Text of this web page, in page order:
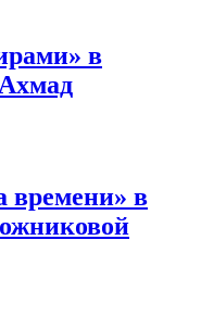
в
времени» в